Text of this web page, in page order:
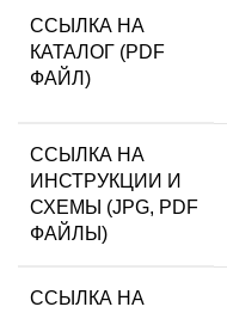
ССЫЛКА НА
КАТАЛОГ (PDF
ФАЙЛ)
ССЫЛКА НА
ИНСТРУКЦИИ И
СХЕМЫ (JPG, PDF
ФАЙЛЫ)
ССЫЛКА НА